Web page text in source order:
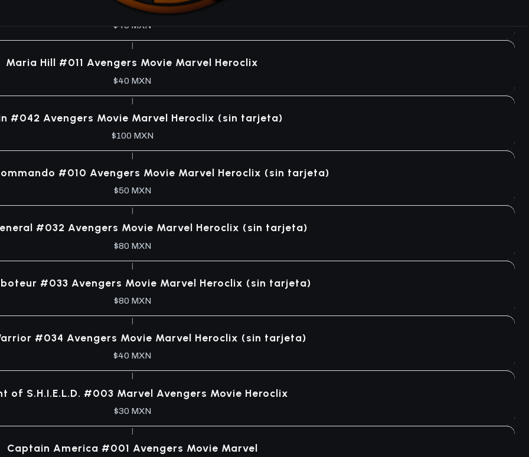
Soldier #002 Avengers Movie Marvel Heroclix
$45 MXN
Maria Hill #011 Avengers Movie Marvel Heroclix
$40 MXN
|
#042 Avengers Movie Marvel Heroclix (sin tarjeta)
$100 MXN
|
#010 Avengers Movie Marvel Heroclix (sin tarjeta)
$50 MXN
#032 Avengers Movie Marvel Heroclix (sin tarjeta)
$80 MXN
|
#033 Avengers Movie Marvel Heroclix (sin tarjeta)
$80 MXN
#034 Avengers Movie Marvel Heroclix (sin tarjeta)
$40 MXN
of S.H.I.E.L.D. #003 Marvel Avengers Movie Heroclix
$30 MXN
|
Captain America #001 Avengers Movie Marvel